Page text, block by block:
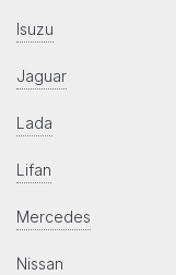
Isuzu
Jaguar
Lada
Lifan
Mercedes
Nissan